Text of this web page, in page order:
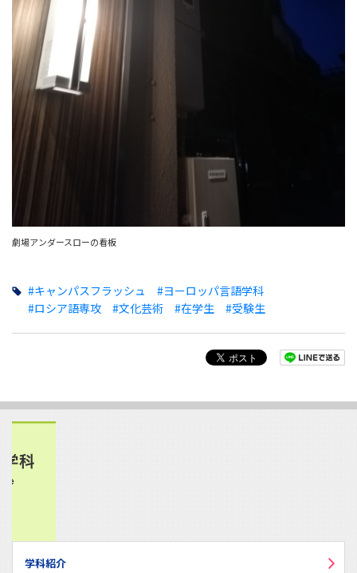
劇場アンダースローの看板
#キャンパスフラッシュ
#ヨーロッパ言語学科
#ロシア語専攻
#文化芸術 #在学生 #受験生
学科紹介